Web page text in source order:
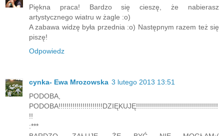
Piękna praca! Bardzo się cieszę, że nabierasz
artystycznego wiatru w żagle :o)
A zabawa widzę była przednia :o) Następnym razem też się
piszę!
Odpowiedz
cynka- Ewa Mrozowska 3 lutego 2013 13:51
PODOBA,
PODOBA!!!!!!!!!!!!!!!!!!!!!!DZIĘKUJĘ!!!!!!!!!!!!!!!!!!!!!!!!!!!!!!!!!!!!!!!!!
!!
:***